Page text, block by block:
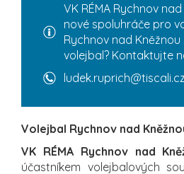
VK RÉMA Rychnov
nové spoluhráče pro
Rychnov nad Kněžnou
volejbal? Kontaktujte
ludek.ruprich@tiscali.cz
Volejbal Rychnov nad
VK RÉMA Rychnov nad
účastníkem volejbalových